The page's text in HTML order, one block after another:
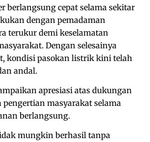
berlangsung cepat selama sekitar
dengan pemadaman
terukur demi keselamatan
Dengan selesainya
kondisi pasokan listrik kini telah
andal.
apresiasi atas dukungan
pengertian masyarakat selama
berlangsung.
mungkin berhasil tanpa